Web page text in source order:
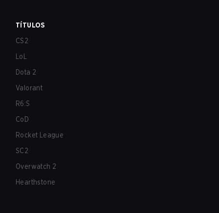
TÍTULOS
CS2
LoL
Dota 2
Valorant
R6:S
CoD
Rocket League
SC2
Overwatch 2
Hearthstone